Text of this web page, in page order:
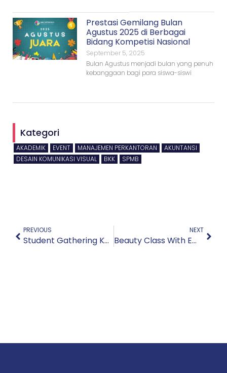
Prestasi Gemilang Bulan
Agustus 2025 di Berbagai
Bidang Kompetisi Nasional
September 5, 2025
Bulan Agustus menjadi bulan yang penuh
kebanggaan bagi para siswa-siswi
Kategori
AKADEMIK EVENT MANAJEMEN PERKANTORAN
AKUNTANSI
DESAIN KOMUNIKASI VISUAL
BKK SPMB
PREVIOUS
Student Gathering Kelas 10 Tahun 2024/2025
NEXT
Beauty Class With Emina Cosmetic 2025